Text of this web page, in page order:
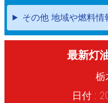
その他 地域や燃料情
最新灯
栃
日付 :